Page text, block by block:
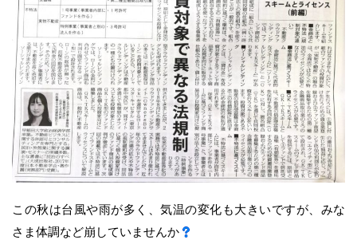
この秋は台風や雨が多く、気温の変化も大きいですが、みな
さま体調など崩していませんか